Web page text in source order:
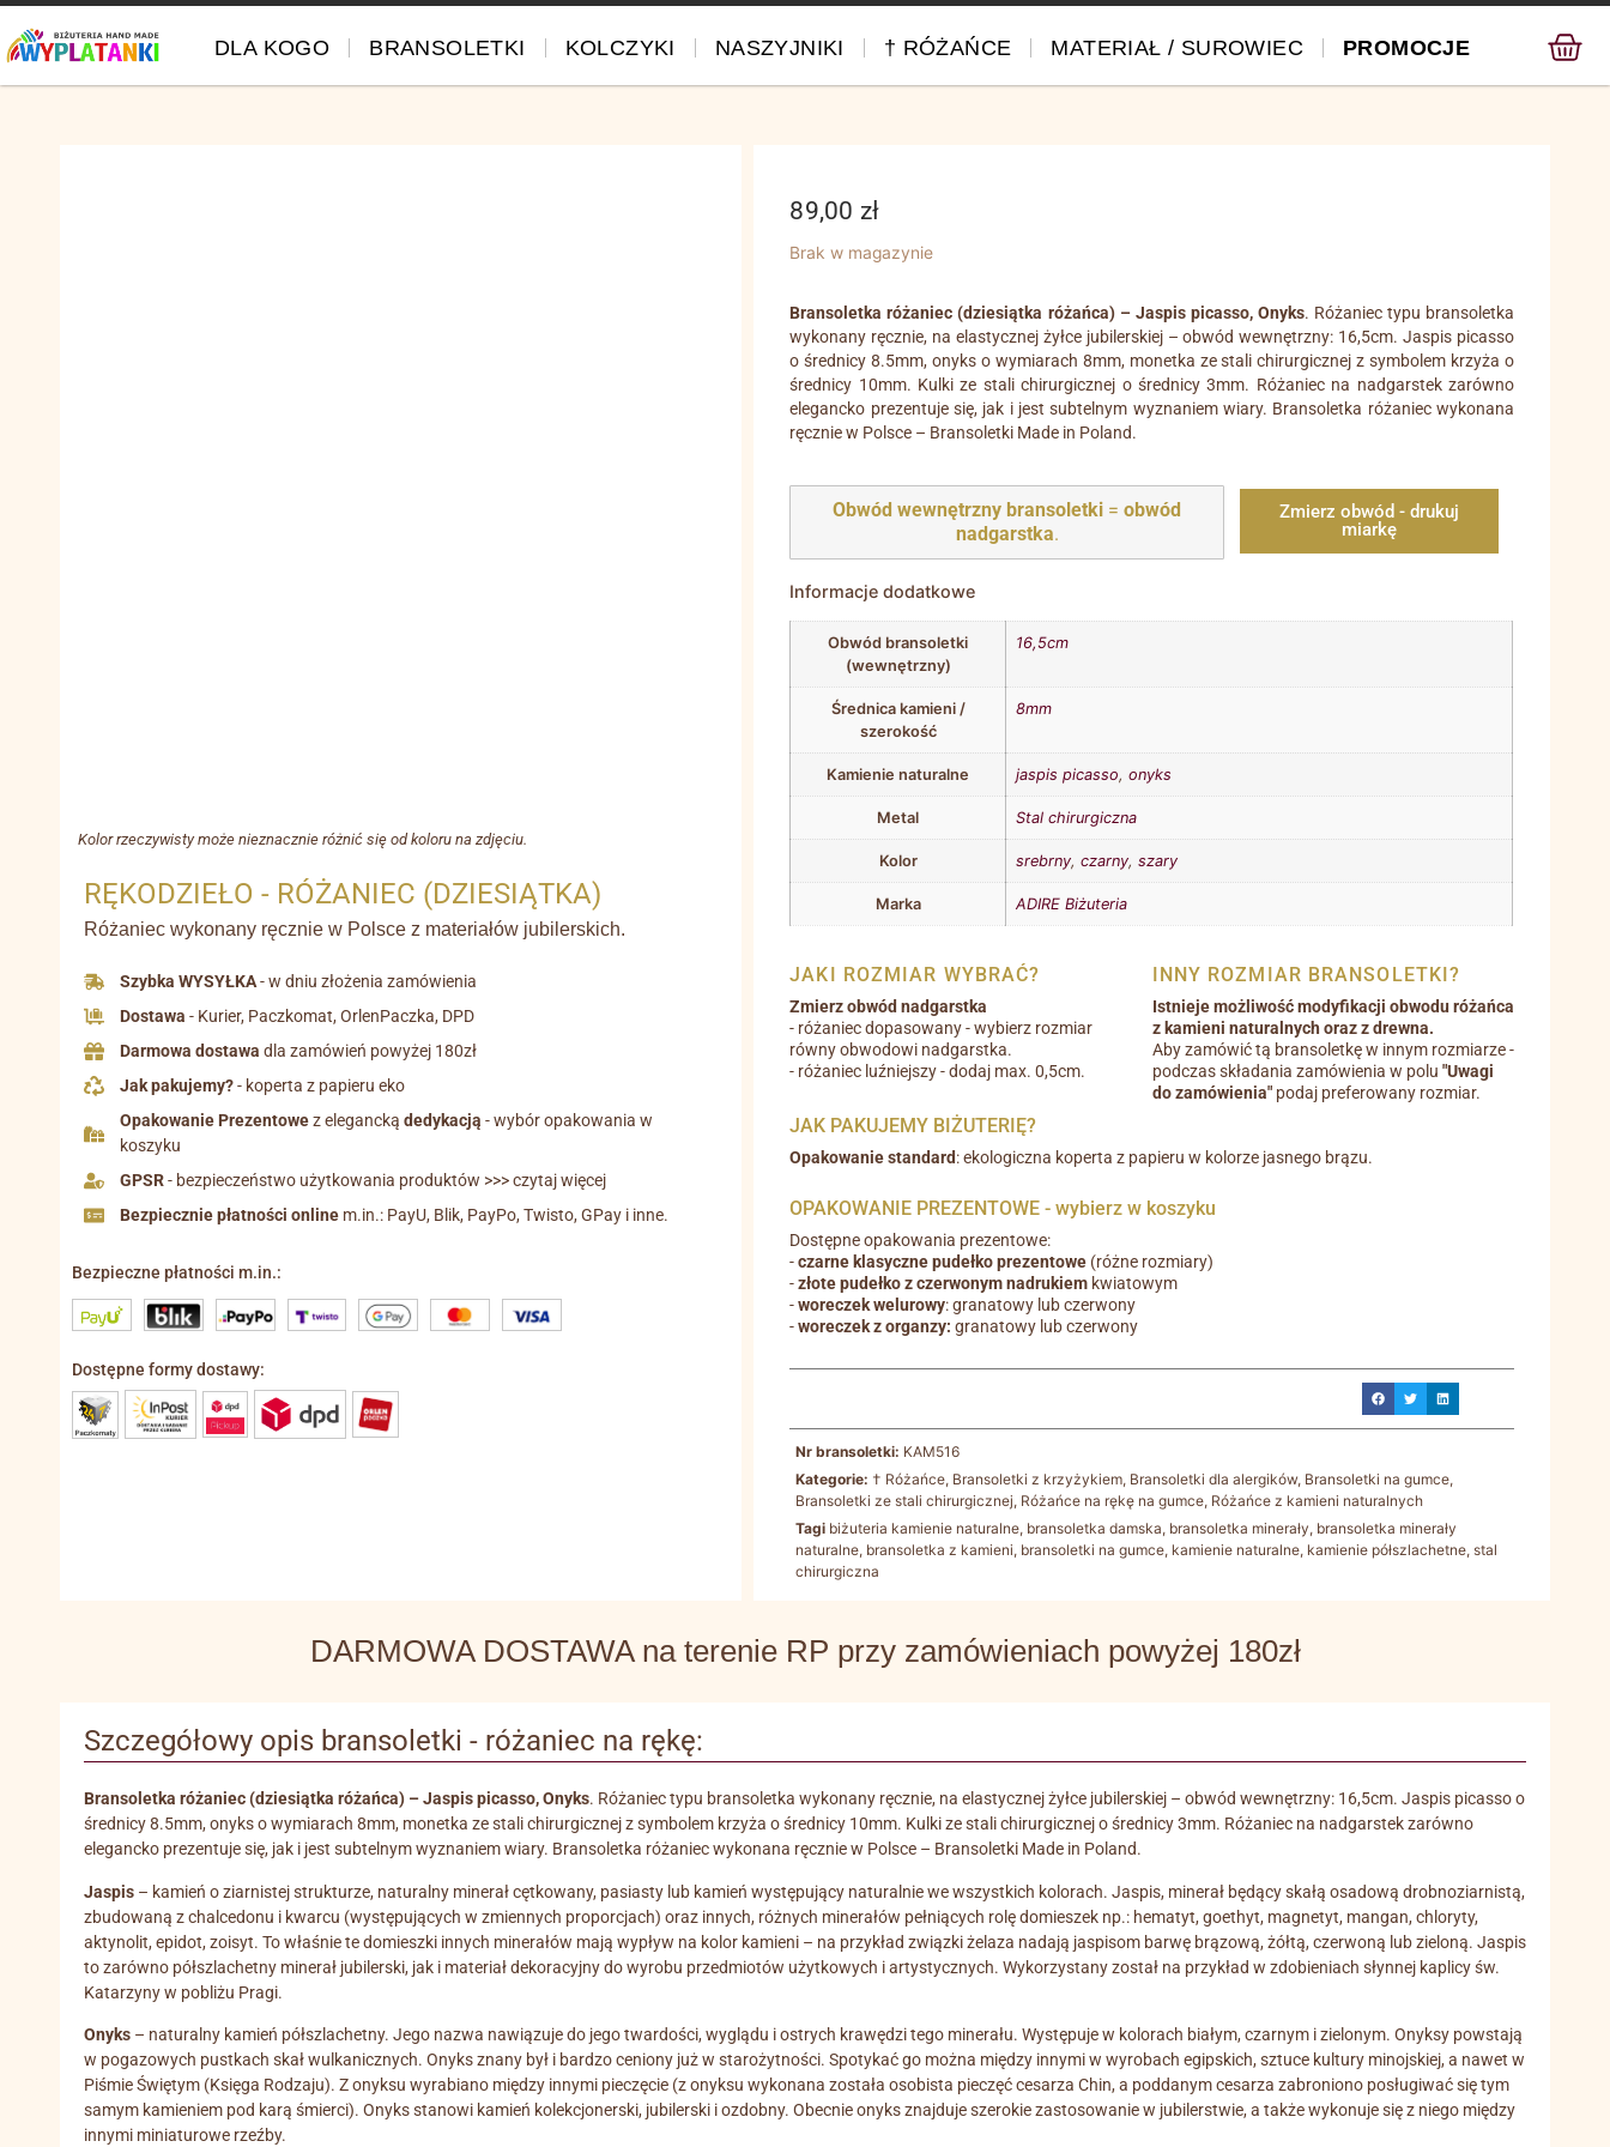
DLA KOGO BRANSOLETKI KOLCZYKI NASZYJNIKI † RÓŻAŃCE MATERIAŁ / SUROWIEC PROMOCJE
Kolor rzeczywisty może nieznacznie różnić się od koloru na zdjęciu.
RĘKODZIEŁO - RÓŻANIEC (DZIESIĄTKA)
Różaniec wykonany ręcznie w Polsce z materiałów jubilerskich.
Szybka WYSYŁKA- w dniu złożenia zamówienia
Dostawa - Kurier, Paczkomat, OrlenPaczka, DPD
Darmowa dostawa dla zamówień powyżej 180zł
Jak pakujemy?- koperta z papieru eko
Opakowanie Prezentowez eleganckądedykacją - wybór opakowania w
koszyku
GPSR- bezpieczeństwo użytkowania produktów >>> czytaj więcej
Bezpiecznie płatności online m.in.: PayU, Blik, PayPo, Twisto, GPay i inne.
Bezpieczne płatności m.in.:
Dostępne formy dostawy:
89,00 zł
Brak w magazynie
Bransoletka różaniec (dziesiątka różańca) – Jaspis picasso, Onyks. Różaniec typu bransoletka
wykonany ręcznie, na elastycznej żyłce jubilerskiej – obwód wewnętrzny: 16,5cm. Jaspis picasso
o średnicy 8.5mm, onyks o wymiarach 8mm, monetka ze stali chirurgicznej z symbolem krzyża o
średnicy 10mm. Kulki ze stali chirurgicznej o średnicy 3mm. Różaniec na nadgarstek zarówno
elegancko prezentuje się, jak i jest subtelnym wyznaniem wiary. Bransoletka różaniec wykonana
ręcznie w Polsce – Bransoletki Made in Poland.
Obwód wewnętrzny bransoletki =obwód
nadgarstka.
Zmierz obwód - drukuj
miarkę
Informacje dodatkowe
Obwód bransoletki
(wewnętrzny)
16,5cm
Średnica kamieni /
szerokość
8mm
Kamienie naturalne jaspis picasso,onyks
Metal Stal chirurgiczna
Kolor srebrny,czarny,szary
Marka ADIRE Biżuteria
JAKI ROZMIAR WYBRAĆ?
Zmierz obwód nadgarstka
- różaniec dopasowany - wybierz rozmiar
równy obwodowi nadgarstka.
- różaniec luźniejszy - dodaj max. 0,5cm.
INNY ROZMIAR BRANSOLETKI?
Istnieje możliwość modyfikacji obwodu różańca
z kamieni naturalnych oraz z drewna.
Aby zamówić tą bransoletkę w innym rozmiarze -
podczas składania zamówienia w polu "Uwagi
do zamówienia"podaj preferowany rozmiar.
JAK PAKUJEMY BIŻUTERIĘ?
Opakowanie standard: ekologiczna koperta z papieru w kolorze jasnego brązu.
OPAKOWANIE PREZENTOWE - wybierz w koszyku
Dostępne opakowania prezentowe:
-czarne klasyczne pudełko prezentowe (różne rozmiary)
-złote pudełko z czerwonym nadrukiem kwiatowym
-woreczek welurowy: granatowy lub czerwony
-woreczek z organzy: granatowy lub czerwony
Nr bransoletki: KAM516
Kategorie: † Różańce, Bransoletki z krzyżykiem, Bransoletki dla alergików, Bransoletki na gumce,
Bransoletki ze stali chirurgicznej, Różańce na rękę na gumce, Różańce z kamieni naturalnych
Tagi biżuteria kamienie naturalne, bransoletka damska, bransoletka minerały, bransoletka minerały
naturalne, bransoletka z kamieni, bransoletki na gumce, kamienie naturalne, kamienie półszlachetne,stal
chirurgiczna
DARMOWA DOSTAWA na terenie RP przy zamówieniach powyżej 180zł
Szczegółowy opis bransoletki - różaniec na rękę:
Bransoletka różaniec (dziesiątka różańca) – Jaspis picasso, Onyks. Różaniec typu bransoletka wykonany ręcznie, na elastycznej żyłce jubilerskiej – obwód wewnętrzny: 16,5cm. Jaspis picasso o
średnicy 8.5mm, onyks o wymiarach 8mm, monetka ze stali chirurgicznej z symbolem krzyża o średnicy 10mm. Kulki ze stali chirurgicznej o średnicy 3mm. Różaniec na nadgarstek zarówno
elegancko prezentuje się, jak i jest subtelnym wyznaniem wiary. Bransoletka różaniec wykonana ręcznie w Polsce – Bransoletki Made in Poland.
Jaspis – kamień o ziarnistej strukturze, naturalny minerał cętkowany, pasiasty lub kamień występujący naturalnie we wszystkich kolorach. Jaspis, minerał będący skałą osadową drobnoziarnistą,
zbudowaną z chalcedonu i kwarcu (występujących w zmiennych proporcjach) oraz innych, różnych minerałów pełniących rolę domieszek np.: hematyt, goethyt, magnetyt, mangan, chloryty,
aktynolit, epidot, zoisyt. To właśnie te domieszki innych minerałów mają wypływ na kolor kamieni – na przykład związki żelaza nadają jaspisom barwę brązową, żółtą, czerwoną lub zieloną. Jaspis
to zarówno półszlachetny minerał jubilerski, jak i materiał dekoracyjny do wyrobu przedmiotów użytkowych i artystycznych. Wykorzystany został na przykład w zdobieniach słynnej kaplicy św.
Katarzyny w pobliżu Pragi.
Onyks – naturalny kamień półszlachetny. Jego nazwa nawiązuje do jego twardości, wyglądu i ostrych krawędzi tego minerału. Występuje w kolorach białym, czarnym i zielonym. Onyksy powstają
w pogazowych pustkach skał wulkanicznych. Onyks znany był i bardzo ceniony już w starożytności. Spotykać go można między innymi w wyrobach egipskich, sztuce kultury minojskiej, a nawet w
Piśmie Świętym (Księga Rodzaju). Z onyksu wyrabiano między innymi pieczęcie (z onyksu wykonana została osobista pieczęć cesarza Chin, a poddanym cesarza zabroniono posługiwać się tym
samym kamieniem pod karą śmierci). Onyks stanowi kamień kolekcjonerski, jubilerski i ozdobny. Obecnie onyks znajduje szerokie zastosowanie w jubilerstwie, a także wykonuje się z niego między
innymi miniaturowe rzeźby.